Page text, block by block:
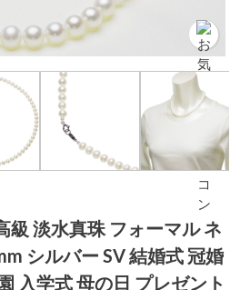
級 淡水真珠 フォーマル ネ
シルバー SV 結婚式 冠婚
入学式 母の日 プレゼント